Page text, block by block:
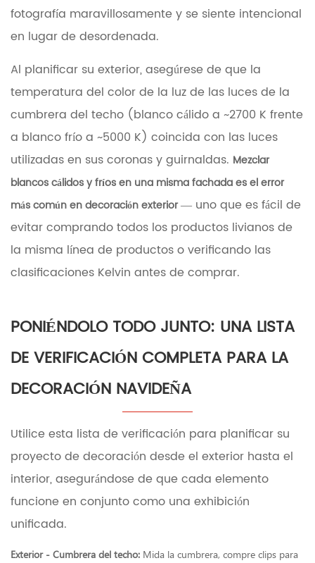
fotografía maravillosamente y se siente intencional
en lugar de desordenada.
Al planificar su exterior, asegúrese de que la
temperatura del color de la luz de las luces de la
cumbrera del techo (blanco cálido a ~2700 K frente
a blanco frío a ~5000 K) coincida con las luces
utilizadas en sus coronas y guirnaldas. Mezclar
blancos cálidos y fríos en una misma fachada es el error
más común en decoración exterior— uno que es fácil de
evitar comprando todos los productos livianos de
la misma línea de productos o verificando las
clasificaciones Kelvin antes de comprar.
PONIÉNDOLO TODO JUNTO: UNA LISTA
DE VERIFICACIÓN COMPLETA PARA LA
DECORACIÓN NAVIDEÑA
Utilice esta lista de verificación para planificar su
proyecto de decoración desde el exterior hasta el
interior, asegurándose de que cada elemento
funcione en conjunto como una exhibición
unificada.
Exterior - Cumbrera del techo: Mida la cumbrera, compre clips para